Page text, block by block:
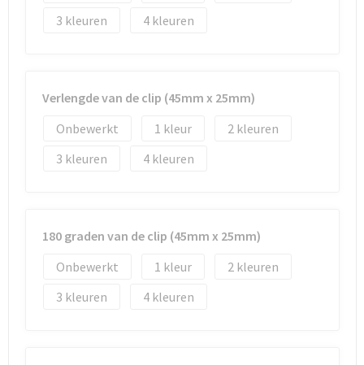
3
4
Verlengde van de clip (45mm x 25mm)
Onbewerkt
1
2
3
4
180 graden van de clip (45mm x 25mm)
Onbewerkt
1
2
3
4